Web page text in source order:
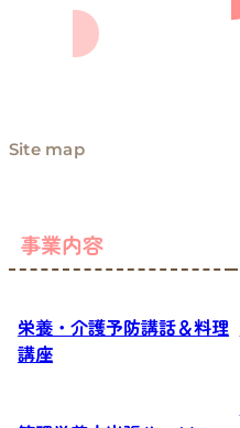
Site map
事業内容
栄養・介護予防講話＆料理
講座